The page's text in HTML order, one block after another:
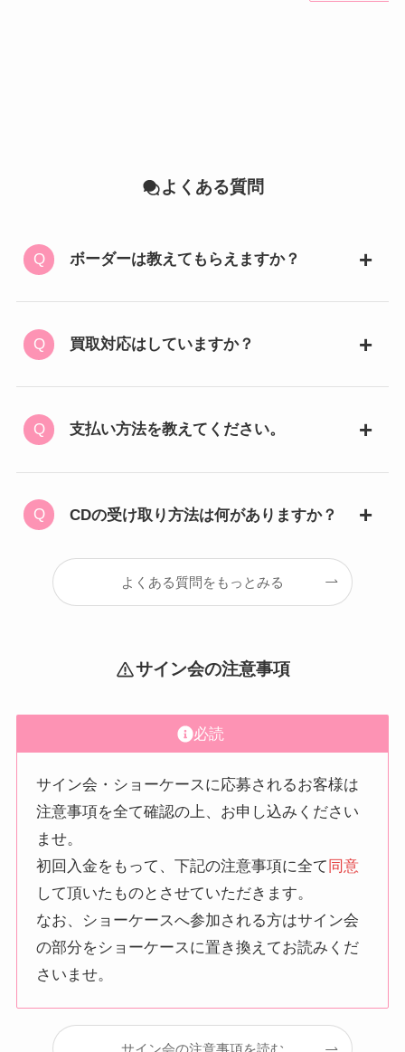
よくある質問
ボーダーは教えてもらえますか？
買取対応はしていますか？
支払い方法を教えてください。
CDの受け取り方法は何がありますか？
よくある質問をもっとみる
サイン会の注意事項
必読
サイン会・ショーケースに応募されるお客様は
注意事項を全て確認の上、お申し込みください
ませ。
初回入金をもって、下記の注意事項に全て 同意
して頂いたものとさせていただきます。
なお、ショーケースへ参加される方はサイン会
の部分をショーケースに置き換えてお読みくだ
さいませ。
サイン会の注意事項を読む